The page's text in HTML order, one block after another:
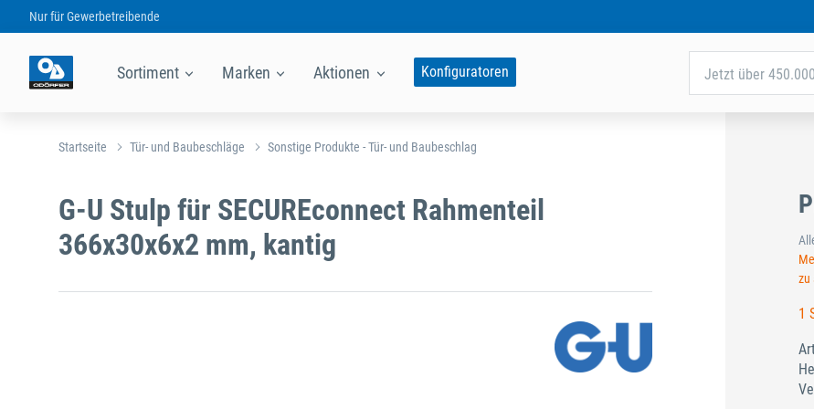
Nur fürGewerbetreibende
Sortiment Marken Aktionen Konfiguratoren Jetzt über
Startseite Tür- und Baubeschläge Sonstige Produkte - Tür- und Baubeschlag
G-U Stulp für SECUREconnect Rahmenteil
366x30x6x2 mm, kantig
zu
1